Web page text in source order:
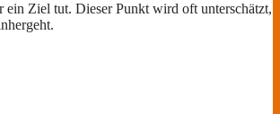
ein Ziel tut. Dieser Punkt wird oft unterschätzt,